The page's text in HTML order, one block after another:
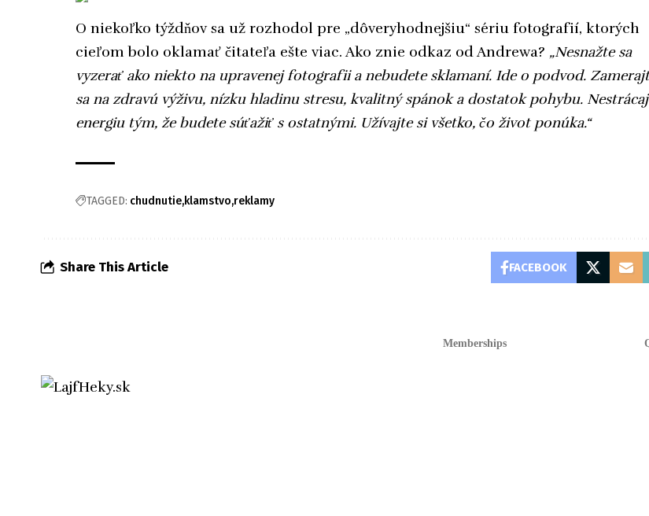
O niekoľko týždňov sa už rozhodol pre „dôveryhodnejšiu“ sériu fotografií, ktorých
cieľom bolo oklamať čitateľa ešte viac. Ako znie odkaz od Andrewa? „Nesnažte sa
vyzerať ako niekto na upravenej fotografii a nebudete sklamaní. Ide o podvod.
sa na zdravú výživu, nízku hladinu stresu, kvalitný spánok a dostatok pohybu.
energiu tým, že budete súťažiť s ostatnými. Užívajte si všetko, čo život ponúka.“
TAGGED: chudnutie klamstvo reklamy
Share This Article FACEBOOK
Memberships